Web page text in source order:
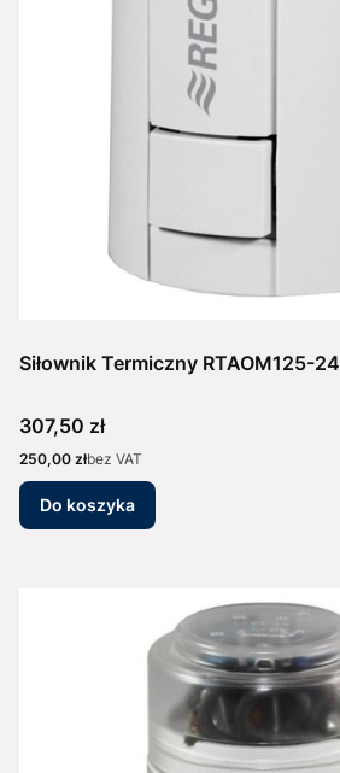
Siłownik Termiczny RTAOM125-24
Cena
307,50 zł
Cena
250,00 złbez VAT
Do koszyka